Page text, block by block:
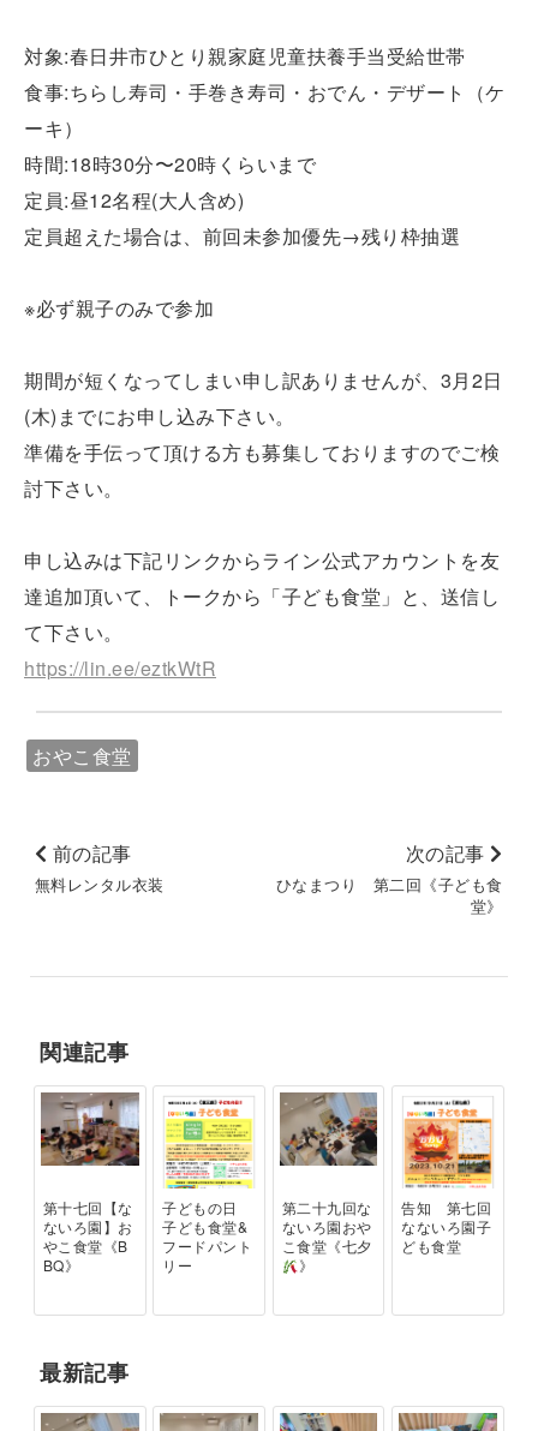
対象:春日井市ひとり親家庭児童扶養手当受給世帯
食事:ちらし寿司・手巻き寿司・おでん・デザート（ケ
ーキ）
時間:18時30分〜20時くらいまで
定員:昼12名程(大人含め)
定員超えた場合は、前回未参加優先→残り枠抽選
※必ず親子のみで参加
期間が短くなってしまい申し訳ありませんが、3月2日
(木)までにお申し込み下さい。
準備を手伝って頂ける方も募集しておりますのでご検
討下さい。
申し込みは下記リンクからライン公式アカウントを友
達追加頂いて、トークから「子ども食堂」と、送信し
て下さい。
https://lin.ee/eztkWtR
おやこ食堂
前の記事
無料レンタル衣装
次の記事
ひなまつり 第二回《子ども食
堂》
関連記事
第十七回【な
ないろ園】お
やこ食堂《B
BQ》
子どもの日
子ども食堂&
フードパント
リー
第二十九回な
ないろ園おや
こ食堂《七夕
》
告知 第七回
なないろ園子
ども食堂
最新記事